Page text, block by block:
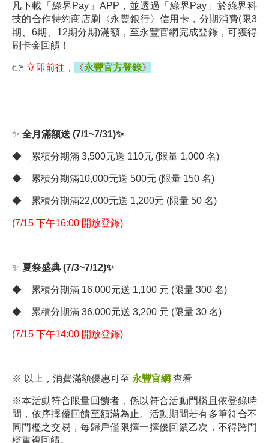
凡下載「綠界Pay」APP，並透過「綠界Pay」於綠界科
技的合作特約商店刷〈永豐銀行〉信用卡，分期消費(限3
期、6期、12期分期)滿額，至永豐官網完成登錄，可獲得
刷卡金回饋！
👉 立即前往， 《永豐官方登錄》
✨ 全月滿額送 (7/1~7/31)✨
◆ 累積分期滿 3,500元送 110元 (限量 1,000 名)
◆ 累積分期滿10,000元送 500元 (限量 150 名)
◆ 累積分期滿22,000元送 1,200元 (限量 50 名)
(7/15 下午16:00 開放登錄)
✨ 夏祭盛典 (7/3~7/12)✨
◆ 累積分期滿 16,000元送 1,100 元 (限量 300 名)
◆ 累積分期滿 36,000元送 3,200 元 (限量 30 名)
(7/15 下午14:00 開放登錄)
※ 以上，消費滿額優惠可至 永豐官網 查看
※本活動符合限量回饋者，係以符合活動門檻且依登錄時
間，依序擇優回饋至額滿為止。活動期間若有多筆符合不
同門檻之交易，每歸戶僅限擇一擇優回饋乙次，不得跨門
檻重複回饋。